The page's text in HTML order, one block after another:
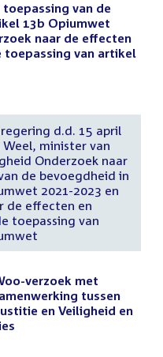
van de
13b Opiumwet
naar de effecten
toepassing van artikel
d.d. 15 april
Weel, minister van
Onderzoek naar
de bevoegdheid in
2021-2023 en
de effecten en
toepassing van
verzoek met
tussen
en Veiligheid en